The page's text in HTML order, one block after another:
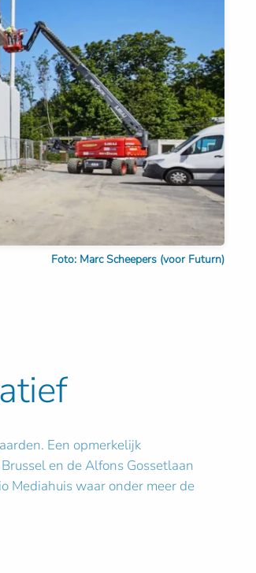
Foto: Marc Scheepers (voor Futurn)
Een opmerkelijk
en de Alfons Gossetlaan
Mediahuis waar onder meer de